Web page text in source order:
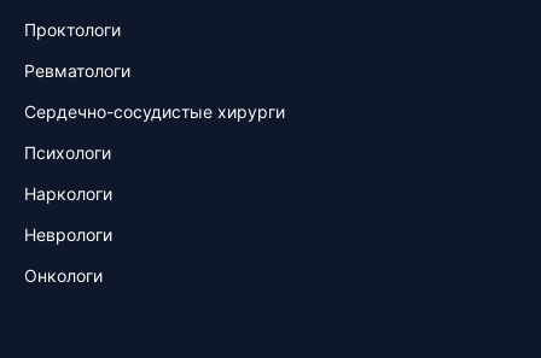
Проктологи
Ревматологи
Сердечно-сосудистые хирурги
Психологи
Наркологи
Неврологи
Онкологи